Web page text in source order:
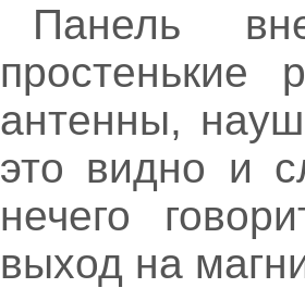
Панель
простенькие
антенны,
это видно и
нечего
выход на